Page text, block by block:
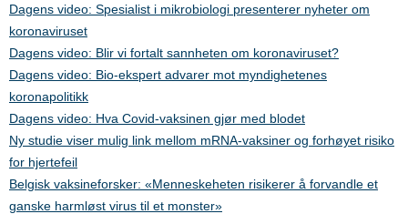
Dagens video: Spesialist i mikrobiologi presenterer nyheter om
koronaviruset
Dagens video: Blir vi fortalt sannheten om koronaviruset?
Dagens video: Bio-ekspert advarer mot myndighetenes
koronapolitikk
Dagens video: Hva Covid-vaksinen gjør med blodet
Ny studie viser mulig link mellom mRNA-vaksiner og forhøyet risiko
for hjertefeil
Belgisk vaksineforsker: «Menneskeheten risikerer å forvandle et
ganske harmløst virus til et monster»